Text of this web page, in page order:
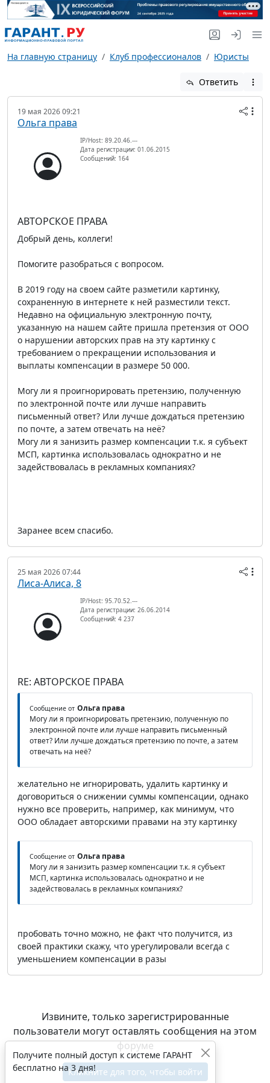
На главную страницу Клуб профессионалов Юристы
Ответить
19 мая 2026 09:21
Ольга права
IP/Host: 89.20.46.---
Дата регистрации: 01.06.2015
Сообщений: 164
АВТОРСКОЕ ПРАВА
Добрый день, коллеги!
Помогите разобраться с вопросом.
В 2019 году на своем сайте разметили картинку,
сохраненную в интернете к ней разместили текст.
Недавно на официальную электронную почту,
указанную на нашем сайте пришла претензия от ООО
о нарушении авторских прав на эту картинку с
требованием о прекращении использования и
выплаты компенсации в размере 50 000.
Могу ли я проигнорировать претензию, полученную
по электронной почте или лучше направить
письменный ответ? Или лучше дождаться претензию
по почте, а затем отвечать на неё?
Могу ли я занизить размер компенсации т.к. я субъект
МСП, картинка использовалась однократно и не
задействовалась в рекламных компаниях?
Заранее всем спасибо.
25 мая 2026 07:44
Лиса-Алиса, 8
IP/Host: 95.70.52.---
Дата регистрации: 26.06.2014
Сообщений: 4 237
RE: АВТОРСКОЕ ПРАВА
Сообщение от Ольга права
Могу ли я проигнорировать претензию, полученную по
электронной почте или лучше направить письменный
ответ? Или лучше дождаться претензию по почте, а затем
отвечать на неё?
желательно не игнорировать, удалить картинку и
договориться о снижении суммы компенсации, однако
нужно все проверить, например, как минимум, что
ООО обладает авторскими правами на эту картинку
Сообщение от Ольга права
Могу ли я занизить размер компенсации т.к. я субъект
МСП, картинка использовалась однократно и не
задействовалась в рекламных компаниях?
пробовать точно можно, не факт что получится, из
своей практики скажу, что урегулировали всегда с
уменьшением компенсации в разы
Извините, только зарегистрированные
пользователи могут оставлять сообщения на этом
форуме
Кликните для того, чтобы войти
Получите полный доступ к системе ГАРАНТ
бесплатно на 3 дня!